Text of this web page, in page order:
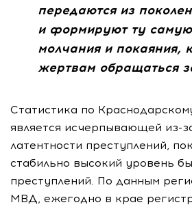
передаются из
и формируют ту
молчания и покаяния,
жертвам обращаться
Статистика по
является исчерпывающей из-
латентности преступлений,
стабильно высокий уровень
преступлений. По данным
МВД, ежегодно в крае